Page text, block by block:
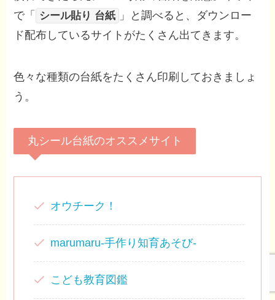
で「
シール貼り 台紙
」と調べると、ダウンロー
ド配布しているサイトがたくさん出てきます。
色々な種類の台紙をたくさん印刷しておきましょ
う。
丸シール台紙のオススメサイト
オウチーク！
marumaru-手作り知育あそび-
こども教育図鑑